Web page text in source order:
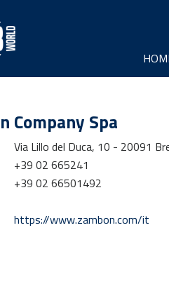
Company Spa
Via Lillo del Duca, 10 - 20091
+39 02 665241
+39 02 66501492
https://www.zambon.com/it